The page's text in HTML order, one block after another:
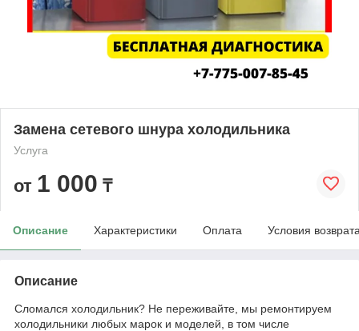
Замена сетевого шнура холодильника
Услуга
от 1 000 ₸
Описание Характеристики Оплата Условия
Описание
Сломался холодильник? Не переживайте, мы ремонтируем
холодильники любых марок и моделей, в том числе